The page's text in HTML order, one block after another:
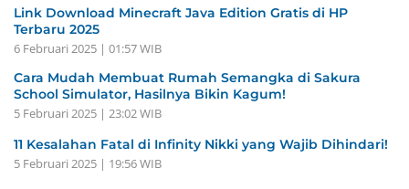
Link Download Minecraft Java Edition Gratis di HP
Terbaru 2025
6 Februari 2025 | 01:57 WIB
Cara Mudah Membuat Rumah Semangka di Sakura
School Simulator, Hasilnya Bikin Kagum!
5 Februari 2025 | 23:02 WIB
11 Kesalahan Fatal di Infinity Nikki yang Wajib Dihindari!
5 Februari 2025 | 19:56 WIB